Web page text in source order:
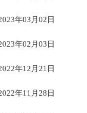
年03月02日
年02月03日
年12月21日
年11月28日